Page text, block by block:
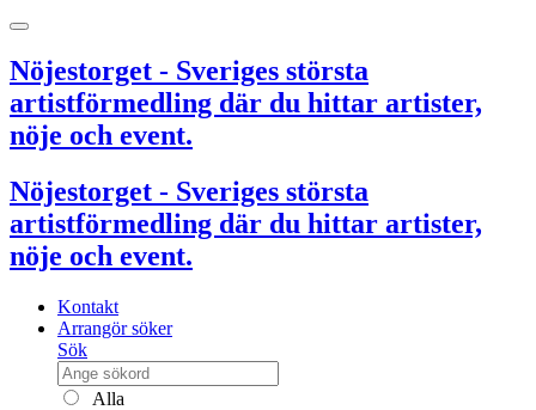
Nöjestorget - Sveriges största
artistförmedling där du hittar artister,
nöje och event.
Nöjestorget - Sveriges största
artistförmedling där du hittar artister,
nöje och event.
Kontakt
Arrangör söker
Sök
Alla